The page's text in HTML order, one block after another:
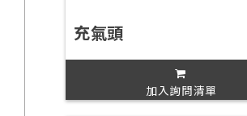
充氣頭
加入詢問清單